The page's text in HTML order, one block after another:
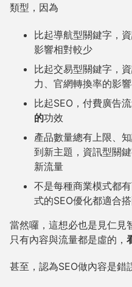
類型，因為
比起導航型關鍵字，
影響相對較少
比起交易型關鍵字，
力、官網轉換率的影
比起SEO，付費廣告
的功效
產品數量總有上限、
到新主題，資訊型關
新流量
不是每種商業模式都
式的SEO優化都適合
當然囉，這想必也是見仁見
只有內容與流量都是虛的，
甚至，認為SEO做內容是錯